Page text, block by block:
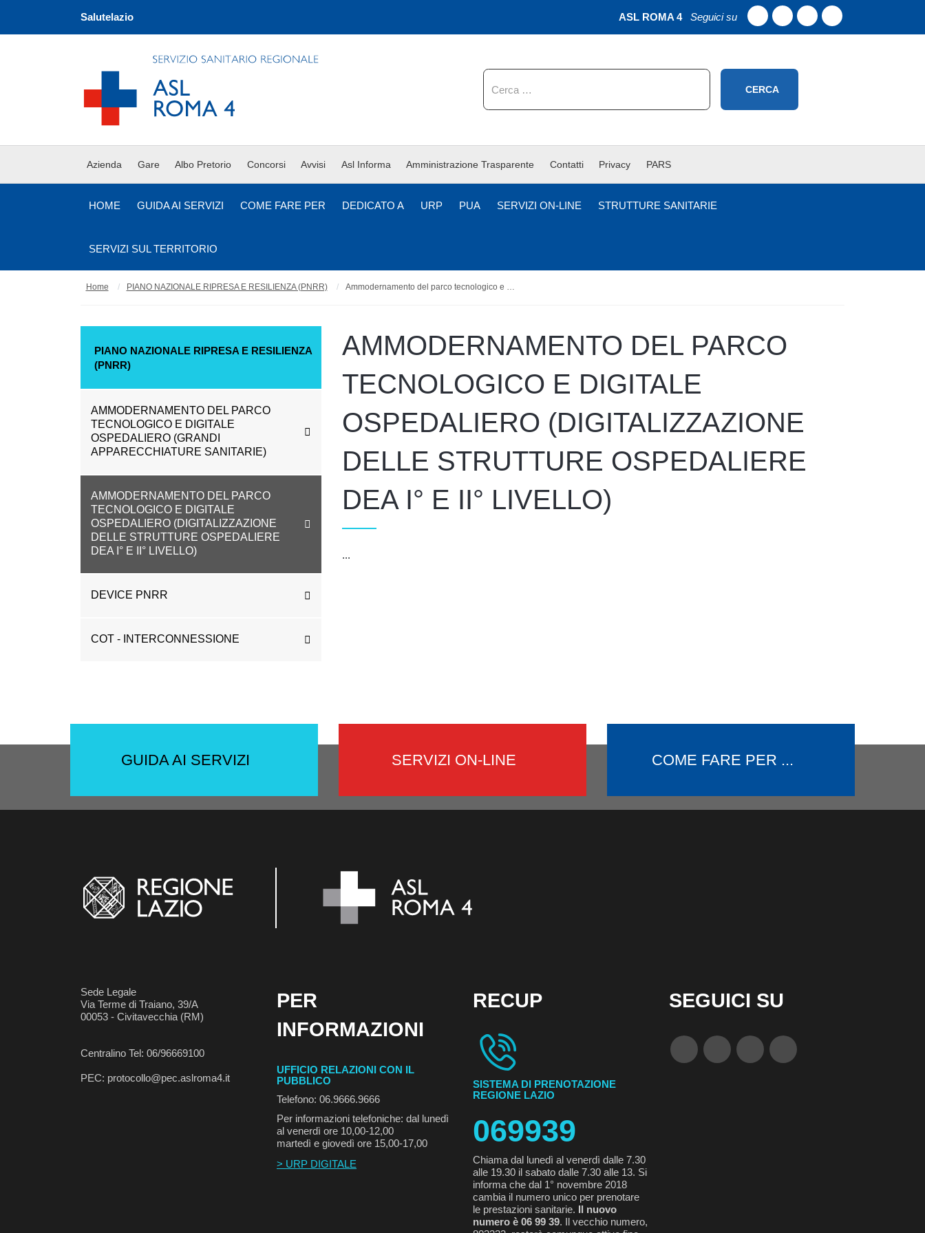
Salutelazio ASL ROMA 4 Seguici su
Cerca
CERCA
Azienda Gare Albo Pretorio Concorsi Avvisi Asl Informa Amministrazione Trasparente Contatti Privacy PARS
HOME GUIDA AI SERVIZI COME FARE PER DEDICATO A URP PUA SERVIZI ON-LINE STRUTTURE SANITARIE
SERVIZI SUL TERRITORIO
Home PIANO NAZIONALE RIPRESA E RESILIENZA (PNRR)
AMMODERNAMENTO DEL PARCO
TECNOLOGICO E DIGITALE
OSPEDALIERO (DIGITALIZZAZIONE
DELLE STRUTTURE OSPEDALIERE
DEA I° E II° LIVELLO)
...
PIANO NAZIONALE RIPRESA E RESILIENZA
(PNRR)
AMMODERNAMENTO DEL PARCO
TECNOLOGICO E DIGITALE
OSPEDALIERO (GRANDI
APPARECCHIATURE SANITARIE)
AMMODERNAMENTO DEL PARCO
TECNOLOGICO E DIGITALE
OSPEDALIERO (DIGITALIZZAZIONE
DELLE STRUTTURE OSPEDALIERE
DEA I° E II° LIVELLO)
DEVICE PNRR
COT - INTERCONNESSIONE
GUIDA AI SERVIZI SERVIZI ON-LINE COME FARE PER ...
Sede Legale
Via Terme di Traiano, 39/A
00053 - Civitavecchia (RM)
Centralino Tel: 06/96669100
PEC: protocollo@pec.aslroma4.it
PER
INFORMAZIONI
UFFICIO RELAZIONI CON IL
PUBBLICO
Telefono: 06.9666.9666
Per informazioni telefoniche: dal lunedì
al venerdì ore 10,00-12,00
martedì e giovedì ore 15,00-17,00
> URP DIGITALE
RECUP
SISTEMA DI PRENOTAZIONE
REGIONE LAZIO
069939
Chiama dal lunedì al venerdì dalle 7.30
alle 19.30 il sabato dalle 7.30 alle 13. Si
informa che dal 1° novembre 2018
cambia il numero unico per prenotare
le prestazioni sanitarie. Il nuovo
numero è 06 99 39. Il vecchio numero,
SEGUICI SU